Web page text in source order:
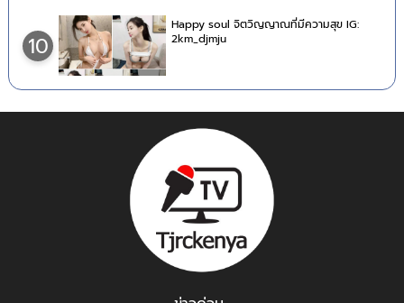
10
Happy soul จิตวิญญาณที่มีความสุข IG:
2km_djmju